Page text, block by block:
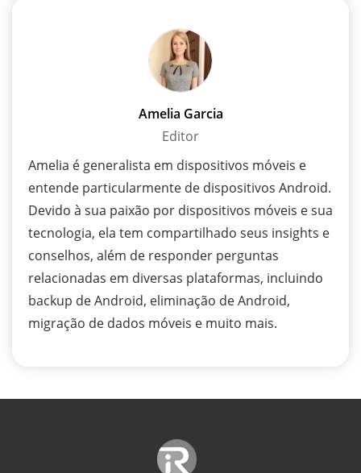
Amelia Garcia
Editor
Amelia é generalista em dispositivos móveis e
entende particularmente de dispositivos Android.
Devido à sua paixão por dispositivos móveis e sua
tecnologia, ela tem compartilhado seus insights e
conselhos, além de responder perguntas
relacionadas em diversas plataformas, incluindo
backup de Android, eliminação de Android,
migração de dados móveis e muito mais.